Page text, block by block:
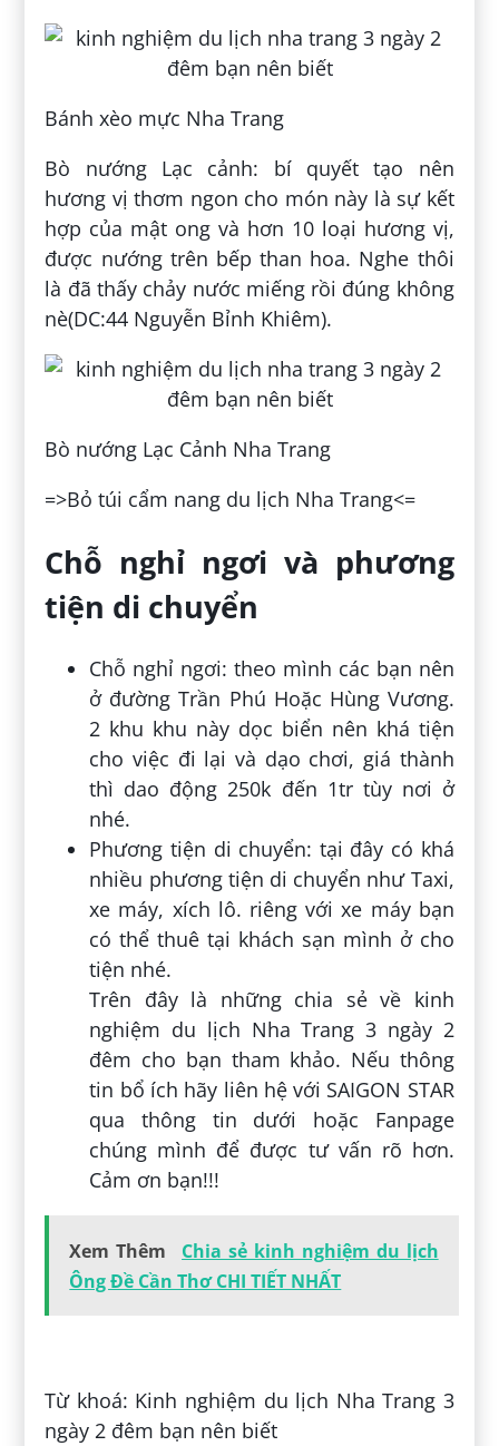
Bánh xèo mực Nha Trang
Bò nướng Lạc cảnh: bí quyết tạo nên
hương vị thơm ngon cho món này là sự kết
hợp của mật ong và hơn 10 loại hương vị,
được nướng trên bếp than hoa. Nghe thôi
là đã thấy chảy nước miếng rồi đúng không
nè(DC:44 Nguyễn Bỉnh Khiêm).
Bò nướng Lạc Cảnh Nha Trang
=>Bỏ túi cẩm nang du lịch Nha Trang<=
Chỗ nghỉ ngơi và phương
tiện di chuyển
Chỗ nghỉ ngơi: theo mình các bạn nên
ở đường Trần Phú Hoặc Hùng Vương.
2 khu khu này dọc biển nên khá tiện
cho việc đi lại và dạo chơi, giá thành
thì dao động 250k đến 1tr tùy nơi ở
nhé.
Phương tiện di chuyển: tại đây có khá
nhiều phương tiện di chuyển như Taxi,
xe máy, xích lô. riêng với xe máy bạn
có thể thuê tại khách sạn mình ở cho
tiện nhé.
Trên đây là những chia sẻ về kinh
nghiệm du lịch Nha Trang 3 ngày 2
đêm cho bạn tham khảo. Nếu thông
tin bổ ích hãy liên hệ với SAIGON STAR
qua thông tin dưới hoặc Fanpage
chúng mình để được tư vấn rõ hơn.
Cảm ơn bạn!!!
Xem Thêm
Chia sẻ kinh nghiệm du lịch
Ông Đề Cần Thơ CHI TIẾT NHẤT
Từ khoá: Kinh nghiệm du lịch Nha Trang 3
ngày 2 đêm bạn nên biết